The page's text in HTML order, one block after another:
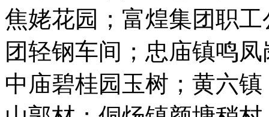
焦姥花园；富煌集团职
团轻钢车间；忠庙镇鸣
中庙碧桂园玉树；黄六